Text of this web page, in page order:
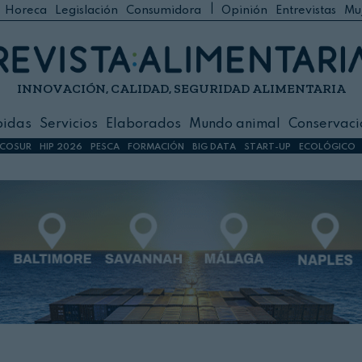
Horeca Legislación Consumidora Opinión Entrevistas
INNOVACIÓN, CALIDAD, SEGURIDAD ALIMENTARIA
Servicios Elaborados Mundo animal
Foodservice
primas
HIP 2026 PESCA FORMACIÓN BIG DATA START-UP ECOLÓGICO